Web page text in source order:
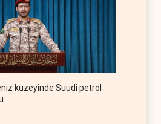
kuzeyinde Suudi petrol